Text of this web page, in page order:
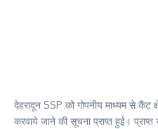
देहरादून SSP को गोपनीय माध्यम से कैंट
करवाये जाने की सूचना प्राप्त हुई। प्राप्त